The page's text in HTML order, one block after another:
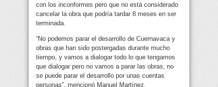
con los inconformes pero que no está considerado
cancelar la obra que podría tardar 8 meses en ser
terminada.
“No podemos parar el desarrollo de Cuernavaca y
obras que han sido postergadas durante mucho
tiempo, y vamos a dialogar todo lo que tengamos
que dialogar pero no vamos a parar las obras, no
se puede parar el desarrollo por unas cuentas
personas”, mencionó Manuel Martínez.